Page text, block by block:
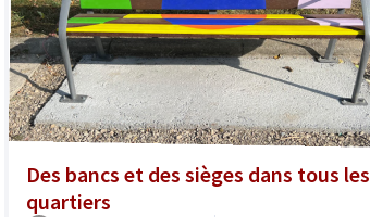
Des bancs et des sièges dans tous les
quartiers